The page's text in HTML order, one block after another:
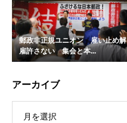
郵政非正規ユニオン 雇い止め解
雇許さない 集会と本...
アーカイブ
月を選択